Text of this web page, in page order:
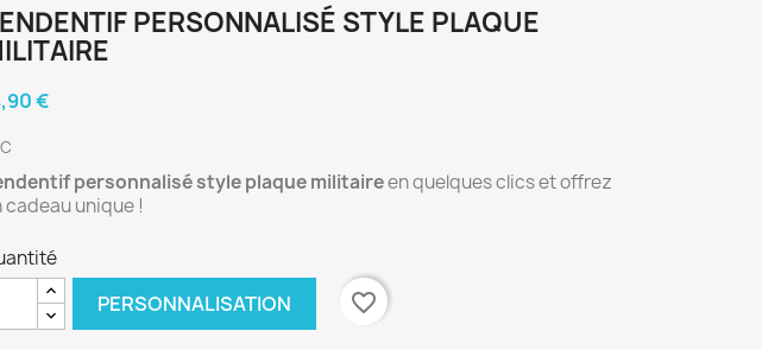
PERSONNALISÉ STYLE PLAQUE
€
personnalisé style plaque militaireen quelques clics et offrez
cadeau unique !
PERSONNALISATION favorite_border